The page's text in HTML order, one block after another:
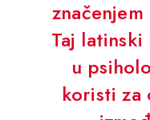
Taj
u
koristi za